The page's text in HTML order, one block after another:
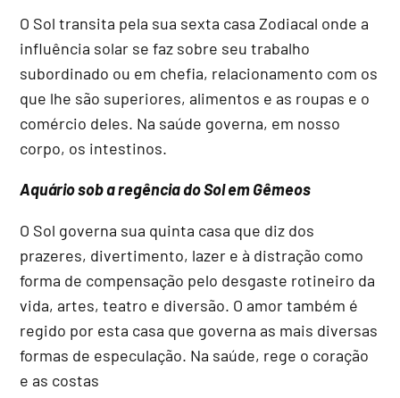
O Sol transita pela sua sexta casa Zodiacal onde a
influência solar se faz sobre seu trabalho
subordinado ou em chefia, relacionamento com os
que lhe são superiores, alimentos e as roupas e o
comércio deles. Na saúde governa, em nosso
corpo, os intestinos.
Aquário sob a regência do Sol em Gêmeos
O Sol governa sua quinta casa que diz dos
prazeres, divertimento, lazer e à distração como
forma de compensação pelo desgaste rotineiro da
vida, artes, teatro e diversão. O amor também é
regido por esta casa que governa as mais diversas
formas de especulação. Na saúde, rege o coração
e as costas